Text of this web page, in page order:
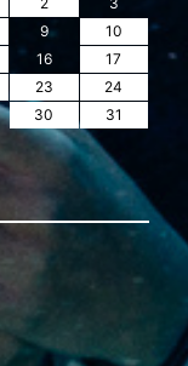
9
10
16
17
23
24
30 31